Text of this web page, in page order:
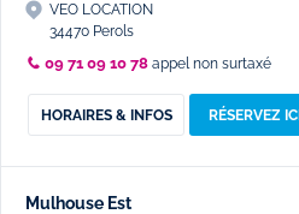
VEO LOCATION
34470 Perols
09 71 09 10 78 appel non surtaxé
HORAIRES & INFOS RÉSERVEZ ICI
Mulhouse Est